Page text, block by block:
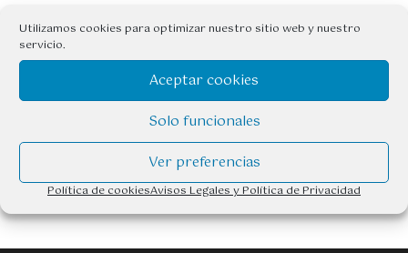
Utilizamos cookies para optimizar nuestro sitio web y nuestro
servicio.
Aceptar cookies
Solo funcionales
Ver preferencias
Política de cookiesAvisos Legales y Política de Privacidad
Bautismo de Kayak: primera toma de contacto con el kayak de
aguas bravas. Conocerás los aspectos básicos y técnicas para
Cursos de Iniciación y/o Perfeccionamiento: Cursos intensivos de
2 días con un programa muy completo para mejorar tu técnica y
lectura de río. Contáctanos para recibir información más